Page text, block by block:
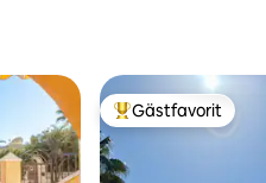
Populär gästfavorit
Gästfavorit